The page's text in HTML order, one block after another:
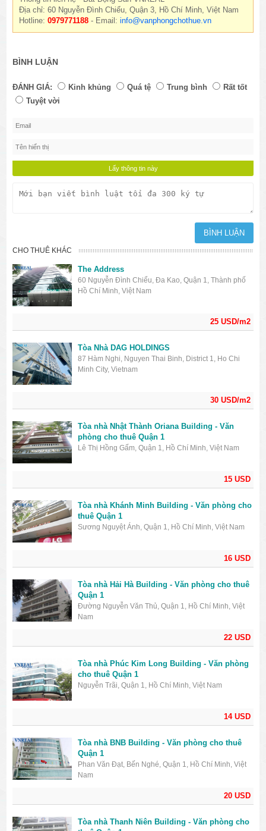
Địa chỉ: 60 Nguyễn Đình Chiểu, Quận 3, Hồ Chí Minh, Việt Nam
Hotline:0979771188 - Email:info@vanphongchothue.vn
BÌNH LUẬN
ĐÁNH GIÁ: Kinh khủng Quá tệ Trung bình
Rất tốt
Tuyệt vời
CHO THUÊ KHÁC
25 USD/m2
The Address
60 Nguyễn Đình Chiểu, Đa Kao, Quận 1, Thành phố
Hồ Chí Minh, Việt Nam
30 USD/m2
Tòa Nhà DAG HOLDINGS
87 Hàm Nghi, Nguyen Thai Binh, District 1, Ho Chi
Minh City, Vietnam
15 USD
Tòa nhà Nhật Thành Oriana Building - Văn
phòng cho thuê Quận 1
Lê Thị Hồng Gấm, Quận 1, Hồ Chí Minh, Việt Nam
16 USD
Tòa nhà Khánh Minh Building - Văn phòng cho
thuê Quận 1
Sương Nguyệt Ánh, Quận 1, Hồ Chí Minh, Việt Nam
22 USD
Tòa nhà Hải Hà Building - Văn phòng cho thuê
Quận 1
Đường Nguyễn Văn Thủ, Quận 1, Hồ Chí Minh, Việt
Nam
14 USD
Tòa nhà Phúc Kim Long Building - Văn phòng
cho thuê Quận 1
Nguyễn Trãi, Quận 1, Hồ Chí Minh, Việt Nam
20 USD
Tòa nhà BNB Building - Văn phòng cho thuê
Quận 1
Phan Văn Đạt, Bến Nghé, Quận 1, Hồ Chí Minh, Việt
Nam
Tòa nhà Thanh Niên Building - Văn phòng cho